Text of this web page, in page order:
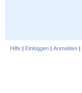
Hilfe | Einloggen | Anmelden |